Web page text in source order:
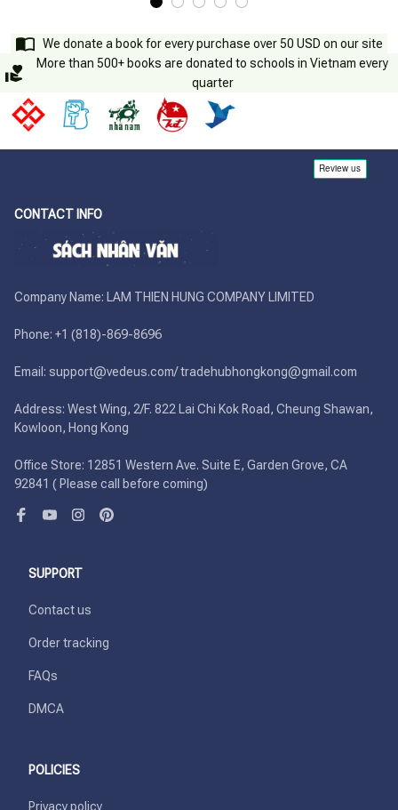
We donate a book for every purchase over 50 USD on our site
More than 500+ books are donated to schools in Vietnam every
quarter
CONTACT INFO
Company Name: LAM THIEN HUNG COMPANY LIMITED
Phone: +1 (818)-869-8696
Email: support@vedeus.com/ tradehubhongkong@gmail.com
Address: West Wing, 2/F. 822 Lai Chi Kok Road, Cheung Shawan,
Kowloon, Hong Kong
Office Store: 12851 Western Ave. Suite E, Garden Grove, CA
92841 ( Please call before coming)
SUPPORT
Contact us
Order tracking
FAQs
DMCA
POLICIES
Privacy policy